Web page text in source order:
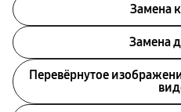
Замена
Замена
Перевёрнутое